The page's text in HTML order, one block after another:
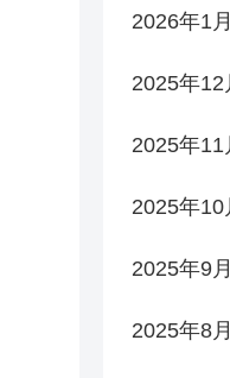
2026年1月
2025年12
2025年11
2025年10
2025年9月
2025年8月